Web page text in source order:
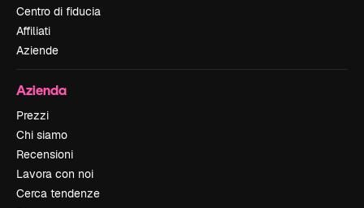
Centro di fiducia
Affiliati
Aziende
Azienda
Prezzi
Chi siamo
Recensioni
Lavora con noi
Cerca tendenze